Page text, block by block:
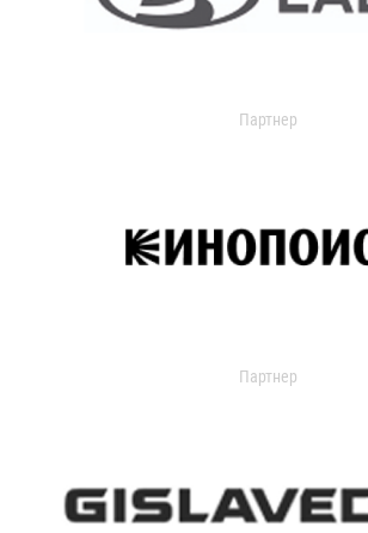
Партнер
Партнер